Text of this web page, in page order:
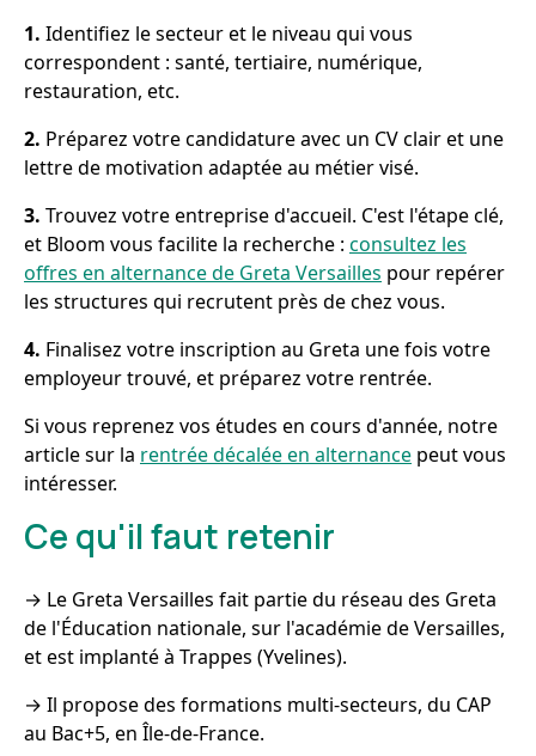
1. Identifiez le secteur et le niveau qui vous
correspondent : santé, tertiaire, numérique,
restauration, etc.
2. Préparez votre candidature avec un CV clair et une
lettre de motivation adaptée au métier visé.
3. Trouvez votre entreprise d'accueil. C'est l'étape clé,
et Bloom vous facilite la recherche : consultez les
offres en alternance de Greta Versailles pour repérer
les structures qui recrutent près de chez vous.
4. Finalisez votre inscription au Greta une fois votre
employeur trouvé, et préparez votre rentrée.
Si vous reprenez vos études en cours d'année, notre
article sur la rentrée décalée en alternance peut vous
intéresser.
Ce qu'il faut retenir
→ Le Greta Versailles fait partie du réseau des Greta
de l'Éducation nationale, sur l'académie de Versailles,
et est implanté à Trappes (Yvelines).
→ Il propose des formations multi-secteurs, du CAP
au Bac+5, en Île-de-France.